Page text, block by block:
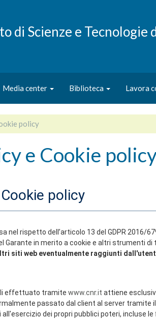
di Scienze e Tecnologie
Media center Biblioteca Lavora
policy
e Cookie
policy
nel rispetto dell’articolo 13 del GDPR
Garante in merito a cookie e altri strumenti di
siti web eventualmente raggiunti
effettuato tramite www.cnr.it attiene
passato dal client al server tramite
dei propri pubblici poteri, incluse